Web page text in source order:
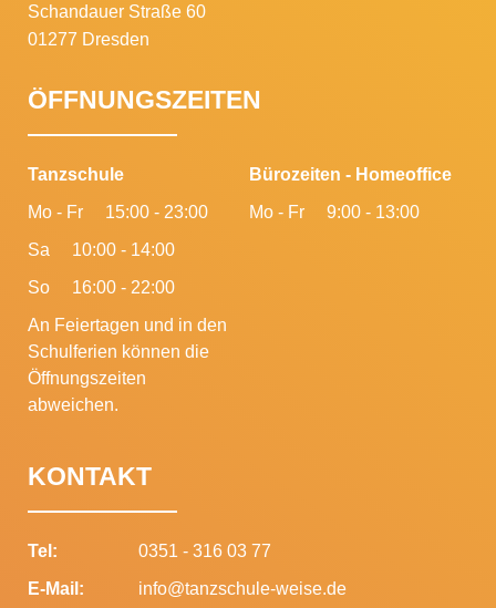
Schandauer Straße 60
01277 Dresden
ÖFFNUNGSZEITEN
Tanzschule
Mo - Fr
15:00 - 23:00
Sa
10:00 - 14:00
So
16:00 - 22:00
An Feiertagen und in den
Schulferien können die
Öffnungszeiten
abweichen.
Bürozeiten - Homeoffice
Mo - Fr
9:00 - 13:00
KONTAKT
Tel:
0351 - 316 03 77
E-Mail:
info@tanzschule-weise.de